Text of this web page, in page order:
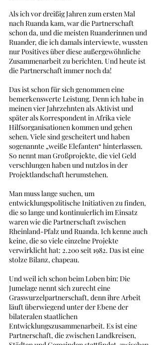
Als ich vor dreißig Jahren zum ersten Mal
nach Ruanda kam, war die Partnerschaft
schon da, und die meisten Ruanderinnen und
Ruander, die ich damals interviewte, wussten
nur Positives über diese außergewöhnliche
Zusammenarbeit zu berichten. Und heute ist
die Partnerschaft immer noch da!
Das ist schon für sich genommen eine
bemerkenswerte Leistung. Denn ich habe in
meinen vier Jahrzehnten als Aktivist und
später als Korrespondent in Afrika viele
Hilfsorganisationen kommen und gehen
sehen. Viele sind gescheitert und haben
sogenannte „weiße Elefanten“ hinterlassen.
So nennt man Großprojekte, die viel Geld
verschlungen haben und nutzlos in der
Projektlandschaft herumstehen.
Man muss lange suchen, um
entwicklungspolitische Initiativen zu finden,
die so lange und kontinuierlich im Einsatz
waren wie die Partnerschaft zwischen
Rheinland-Pfalz und Ruanda. Ich kenne auch
keine, die so viele einzelne Projekte
verwirklicht hat: 2.200 seit 1982. Das ist eine
stolze Bilanz, chapeau.
Und weil ich schon beim Loben bin: Die
Jumelage nennt sich zurecht eine
Graswurzelpartnerschaft, denn ihre Arbeit
läuft überwiegend unter der Ebene der
bilateralen staatlichen
Entwicklungszusammenarbeit. Es ist eine
Partnerschaft, die zwischen Landkreisen,